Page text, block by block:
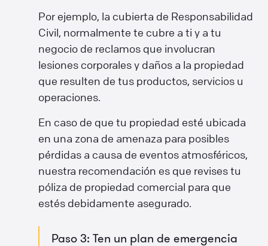
Por ejemplo, la cubierta de Responsabilidad
Civil, normalmente te cubre a ti y a tu
negocio de reclamos que involucran
lesiones corporales y daños a la propiedad
que resulten de tus productos, servicios u
operaciones.
En caso de que tu propiedad esté ubicada
en una zona de amenaza para posibles
pérdidas a causa de eventos atmosféricos,
nuestra recomendación es que revises tu
póliza de propiedad comercial para que
estés debidamente asegurado.
Paso 3: Ten un plan de emergencia